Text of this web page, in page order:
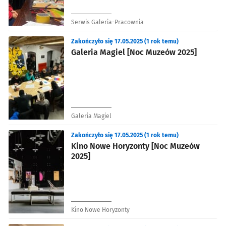
Serwis Galeria-Pracownia
Galeria Magiel [Noc Muzeów 2025]
Zakończyło się 17.05.2025 (1 rok temu)
Galeria Magiel
Kino Nowe Horyzonty [Noc Muzeów
2025]
Zakończyło się 17.05.2025 (1 rok temu)
Kino Nowe Horyzonty